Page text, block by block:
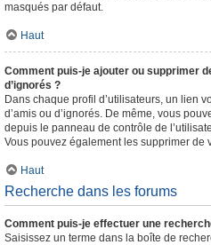
masqués par défaut.
Haut
Comment puis-je ajouter ou supprimer
d’ignorés ?
Dans chaque profil d’utilisateurs, un lien
d’amis ou d’ignorés. De même, vous
depuis le panneau de contrôle de
Vous pouvez également les supprimer de
Haut
Recherche dans les forums
Comment puis-je effectuer une
Saisissez un terme dans la boîte de